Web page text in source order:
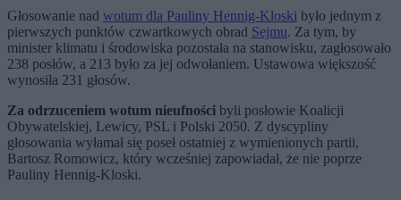
Głosowanie nad wotum dla Pauliny Hennig-Kloski było jednym z
pierwszych punktów czwartkowych obrad Sejmu. Za tym, by
minister klimatu i środowiska pozostała na stanowisku, zagłosowało
238 posłów, a 213 było za jej odwołaniem. Ustawowa większość
wynosiła 231 głosów.
Za odrzuceniem wotum nieufności byli posłowie Koalicji
Obywatelskiej, Lewicy, PSL i Polski 2050. Z dyscypliny
głosowania wyłamał się poseł ostatniej z wymienionych partii,
Bartosz Romowicz, który wcześniej zapowiadał, że nie poprze
Pauliny Hennig-Kloski.